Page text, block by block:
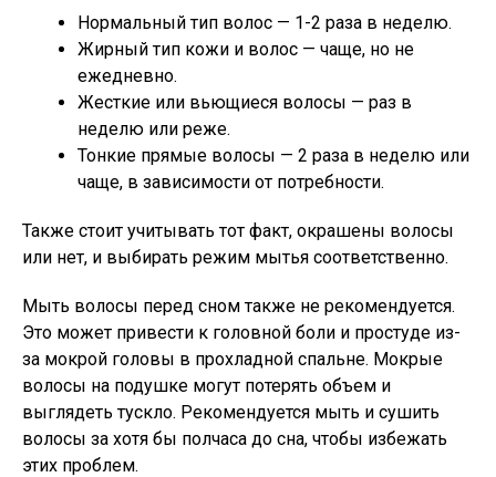
Нормальный тип волос — 1-2 раза в неделю.
Жирный тип кожи и волос — чаще, но не
ежедневно.
Жесткие или вьющиеся волосы — раз в
неделю или реже.
Тонкие прямые волосы — 2 раза в неделю или
чаще, в зависимости от потребности.
Также стоит учитывать тот факт, окрашены волосы
или нет, и выбирать режим мытья соответственно.
Мыть волосы перед сном также не рекомендуется.
Это может привести к головной боли и простуде из-
за мокрой головы в прохладной спальне. Мокрые
волосы на подушке могут потерять объем и
выглядеть тускло. Рекомендуется мыть и сушить
волосы за хотя бы полчаса до сна, чтобы избежать
этих проблем.